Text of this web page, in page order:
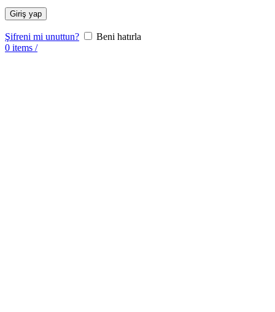
Giriş yap
Şifreni mi unuttun?
Beni hatırla
0 items /